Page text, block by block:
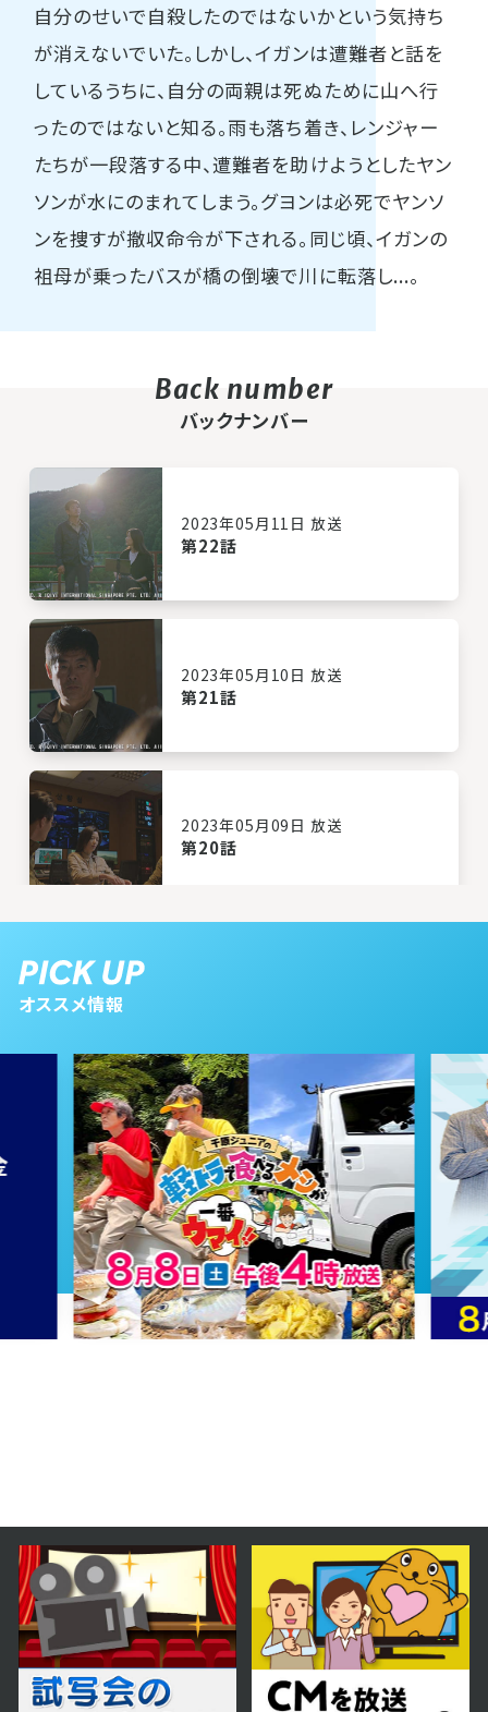
自分のせいで自殺したのではないかという気持ち
が消えないでいた。しかし、イガンは遭難者と話を
しているうちに、自分の両親は死ぬために山へ行
ったのではないと知る。雨も落ち着き、レンジャー
たちが一段落する中、遭難者を助けようとしたヤン
ソンが水にのまれてしまう。グヨンは必死でヤンソ
ンを捜すが撤収命令が下される。同じ頃、イガンの
祖母が乗ったバスが橋の倒壊で川に転落し...。
バックナンバー
2023年05月11日 放送
第22話
2023年05月10日 放送
第21話
2023年05月09日 放送
第20話
2023年05月05日 放送
第18話
2023年05月04日 放送
第17話
2023年05月02日 放送
第15話
オススメ情報